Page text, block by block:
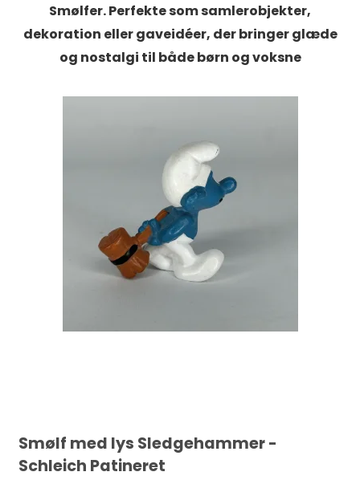
Smølfer. Perfekte som samlerobjekter,
dekoration eller gaveidéer, der bringer glæde
og nostalgi til både børn og voksne
Smølf med lys Sledgehammer -
Schleich Patineret